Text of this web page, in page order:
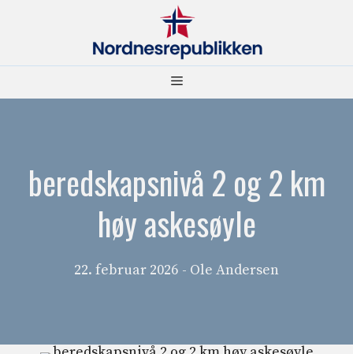
Meny
beredskapsnivå 2 og 2 km
høy askesøyle
22. februar 2026 - Ole Andersen